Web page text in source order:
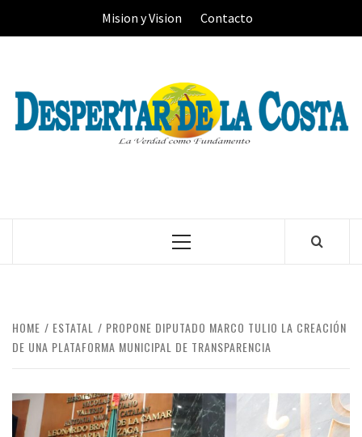
Mision y Vision Contacto
Primary
HOME ESTATAL
PROPONE DIPUTADO MARCO TULIO LA CREACIÓN
DE UNA PLATAFORMA MUNICIPAL DE TRANSPARENCIA